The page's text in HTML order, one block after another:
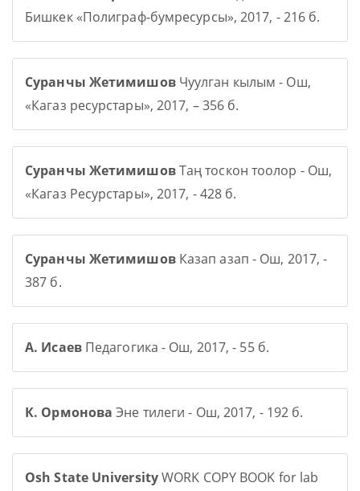
Бишкек «Полиграф-бумресурсы», 2017, - 216 б.
Суранчы ЖетимишовЧуулган кылым - Ош,
«Кагаз ресурстары», 2017, – 356 б.
Суранчы ЖетимишовТаң тоскон тоолор - Ош,
«Кагаз Ресурстары», 2017, - 428 б.
Суранчы ЖетимишовКазап азап - Ош, 2017, -
387 б.
А. ИсаевПедагогика - Ош, 2017, - 55 б.
К. Ормонова Эне тилеги - Ош, 2017, - 192 б.
Osh State UniversityWORK COPY BOOK for lab